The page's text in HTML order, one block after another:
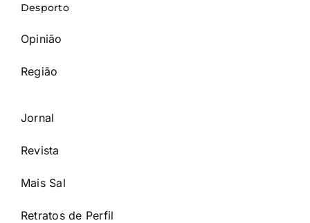
Desporto
Opinião
Região
Jornal
Revista
Mais Sal
Retratos de Perfil